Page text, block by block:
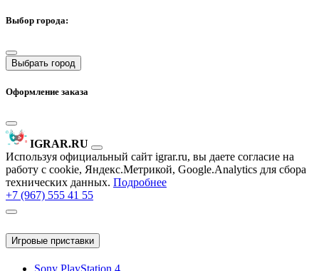
Выбор города:
Выбрать город
Оформление заказа
IGRAR.RU
Используя официальный сайт igrar.ru, вы даете согласие на
работу с cookie, Яндекс.Метрикой, Google.Analytics для сбора
технических данных. Подробнее
+7 (967) 555 41 55
Игровые приставки
Sony PlayStation 4